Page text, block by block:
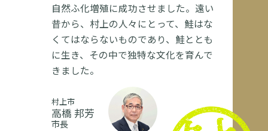
自然ふ化増殖に成功させました。遠い
昔から、村上の人々にとって、鮭はな
くてはならないものであり、鮭ととも
に生き、その中で独特な文化を育んで
きました。
村上市
高橋 邦芳
市長